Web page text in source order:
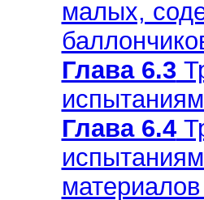
малых,
Глава 6.3
Глава 6.4